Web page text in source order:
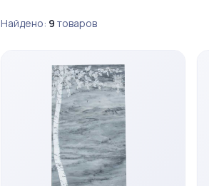
Найдено: 9 товаров